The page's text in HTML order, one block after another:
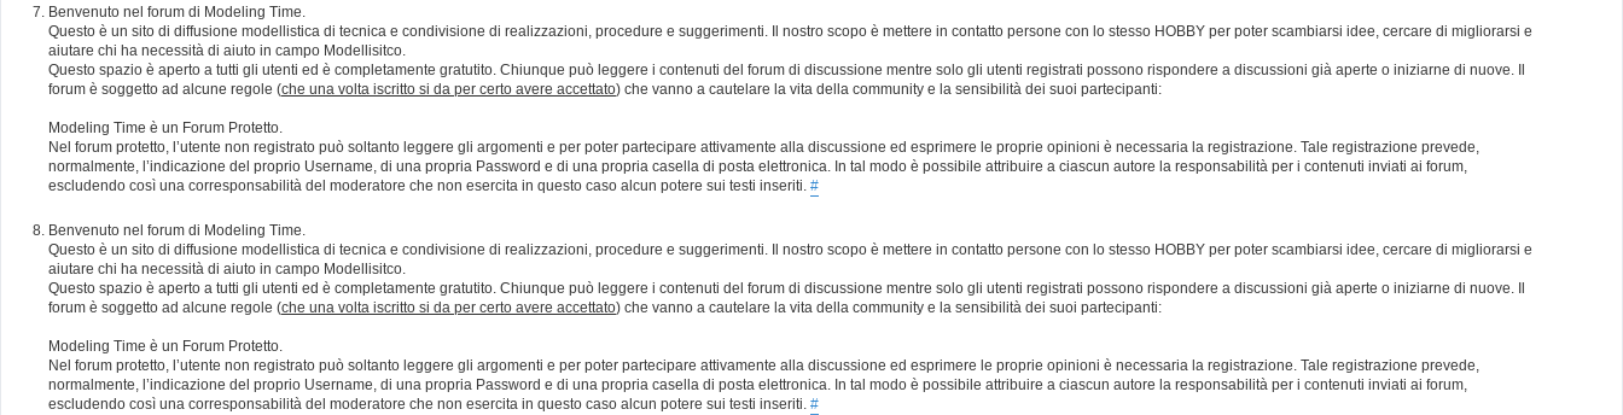
Benvenuto nel forum di Modeling Time.
Questo è un sito di diffusione modellistica di tecnica e condivisione di realizzazioni, procedure e suggerimenti. Il nostro scopo è mettere in contatto persone con lo stesso HOBBY per poter scambiarsi idee, cercare di migliorarsi e
aiutare chi ha necessità di aiuto in campo Modellisitco.
Questo spazio è aperto a tutti gli utenti ed è completamente gratutito. Chiunque può leggere i contenuti del forum di discussione mentre solo gli utenti registrati possono rispondere a discussioni già aperte o iniziarne di nuove. Il
forum è soggetto ad alcune regole (che una volta iscritto si da per certo avere accettato) che vanno a cautelare la vita della community e la sensibilità dei suoi partecipanti:
Modeling Time è un Forum Protetto.
Nel forum protetto, l’utente non registrato può soltanto leggere gli argomenti e per poter partecipare attivamente alla discussione ed esprimere le proprie opinioni è necessaria la registrazione. Tale registrazione prevede,
normalmente, l’indicazione del proprio Username, di una propria Password e di una propria casella di posta elettronica. In tal modo è possibile attribuire a ciascun autore la responsabilità per i contenuti inviati ai forum,
escludendo così una corresponsabilità del moderatore che non esercita in questo caso alcun potere sui testi inseriti. #
Benvenuto nel forum di Modeling Time.
Questo è un sito di diffusione modellistica di tecnica e condivisione di realizzazioni, procedure e suggerimenti. Il nostro scopo è mettere in contatto persone con lo stesso HOBBY per poter scambiarsi idee, cercare di migliorarsi e
aiutare chi ha necessità di aiuto in campo Modellisitco.
Questo spazio è aperto a tutti gli utenti ed è completamente gratutito. Chiunque può leggere i contenuti del forum di discussione mentre solo gli utenti registrati possono rispondere a discussioni già aperte o iniziarne di nuove. Il
forum è soggetto ad alcune regole (che una volta iscritto si da per certo avere accettato) che vanno a cautelare la vita della community e la sensibilità dei suoi partecipanti:
Modeling Time è un Forum Protetto.
Nel forum protetto, l’utente non registrato può soltanto leggere gli argomenti e per poter partecipare attivamente alla discussione ed esprimere le proprie opinioni è necessaria la registrazione. Tale registrazione prevede,
normalmente, l’indicazione del proprio Username, di una propria Password e di una propria casella di posta elettronica. In tal modo è possibile attribuire a ciascun autore la responsabilità per i contenuti inviati ai forum,
escludendo così una corresponsabilità del moderatore che non esercita in questo caso alcun potere sui testi inseriti. #